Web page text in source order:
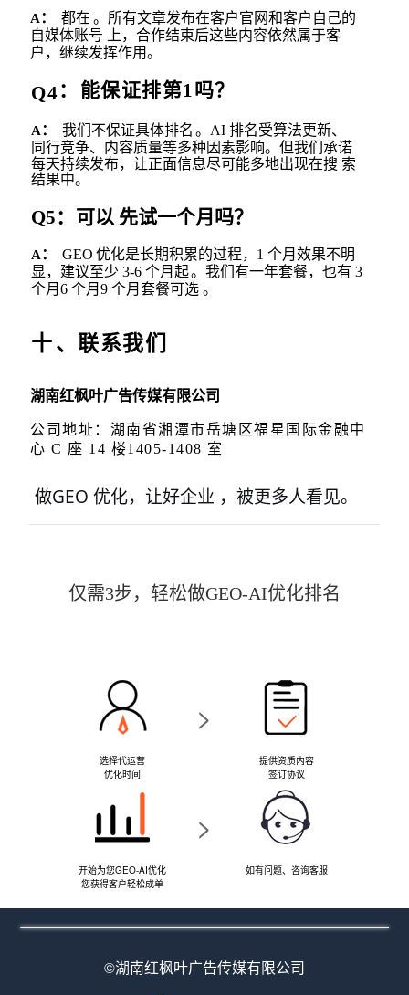
A： 都在 。所有文章发布在客户官网和客户自己的
自媒体账号 上，合作结束后这些内容依然属于客
户，继续发挥作用。
Q4： 能保证排第1吗？
A： 我们不保证具体排名 。AI排名受算法更新、
同行竞争、 内容质量等多种因素影响。但我们承诺
每天持续发布，让正面信息尽可能多地出现在搜 索
结果中。
Q5： 可以 先试一个月吗？
A： GEO 优化是长期积累的过程， 1 个月效果不明
显，建议至少 3-6 个月起。我们有一年套餐，也有 3
个月6 个月9 个月套餐可选 。
十 、联系我们
湖南红枫叶广告传媒有限公司
公司地址：湖南省湘潭市岳塘区福星国际金融中
心 C 座 14 楼1405-1408 室
做GEO 优化，让好企业 ，被更多人看见。
仅需3步，轻松做GEO-AI优化排名
选择代运营
优化时间
>
提供资质内容
签订协议
开始为您GEO-AI优化
您获得客户轻松成单
>
如有问题、咨询客服
©湖南红枫叶广告传媒有限公司